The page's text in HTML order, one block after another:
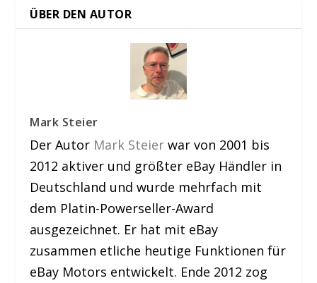
ÜBER DEN AUTOR
Mark Steier
Der Autor Mark Steier war von 2001 bis
2012 aktiver und größter eBay Händler in
Deutschland und wurde mehrfach mit
dem Platin-Powerseller-Award
ausgezeichnet. Er hat mit eBay
zusammen etliche heutige Funktionen für
eBay Motors entwickelt. Ende 2012 zog